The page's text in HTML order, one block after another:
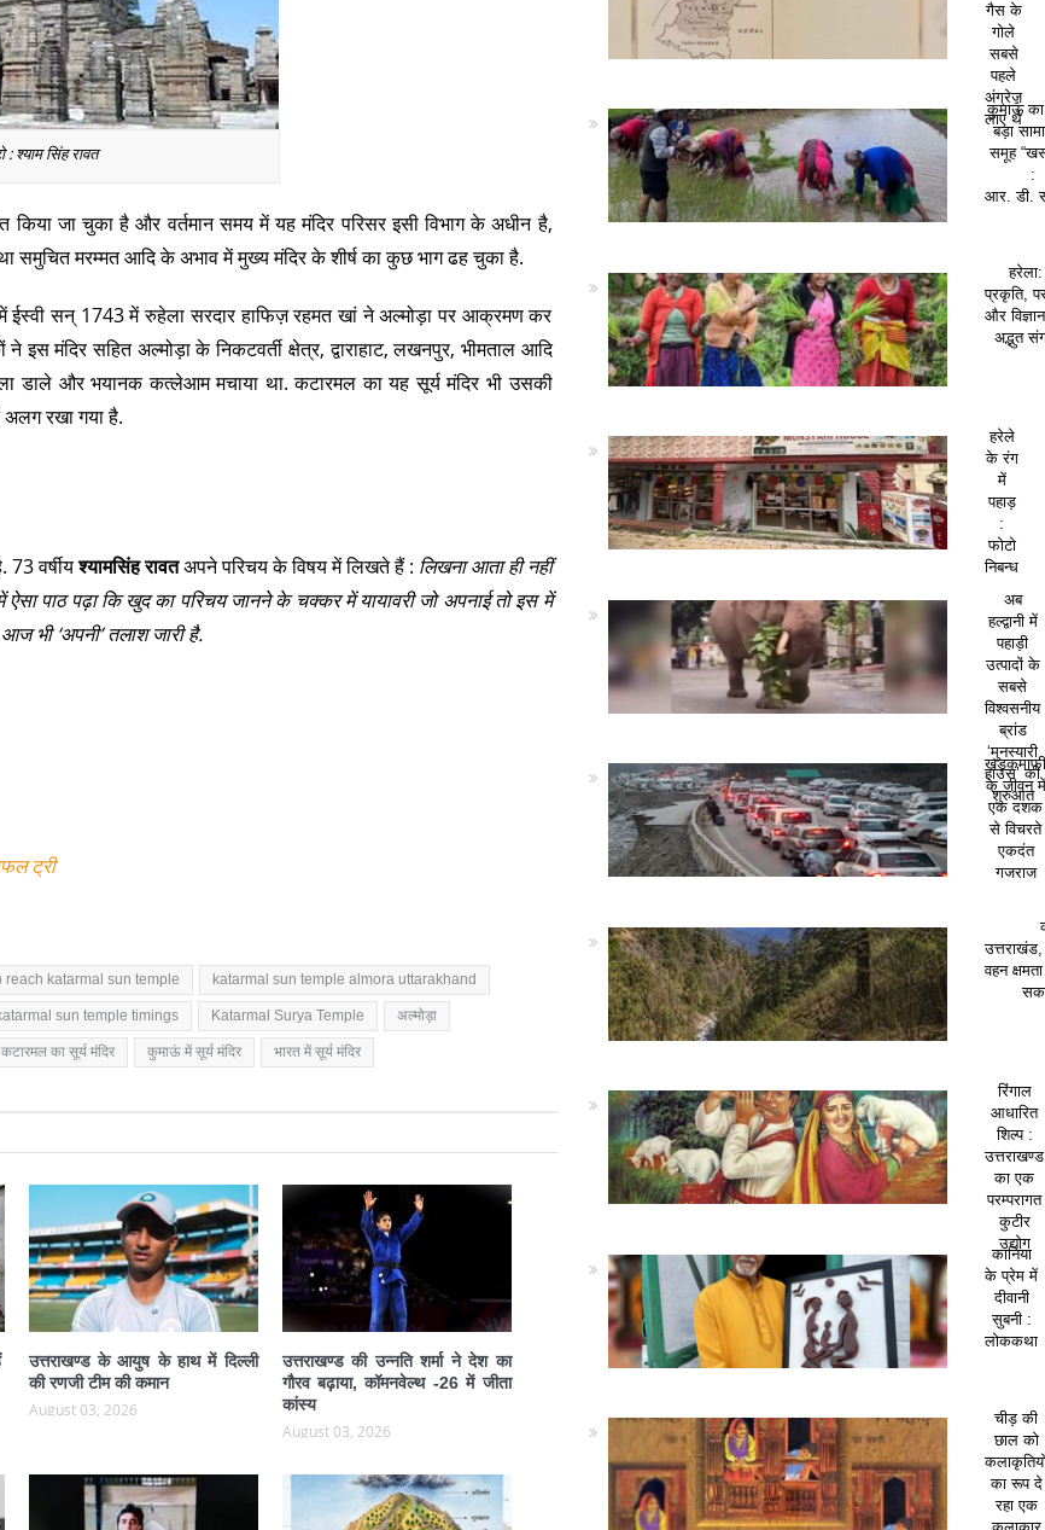
: श्याम सिंह रावत
किया जा चुका है और वर्तमान समय में यह मंदिर परिसर इसी विभाग के अधीन है,
समुचित मरम्मत आदि के अभाव में मुख्य मंदिर के शीर्ष का कुछ भाग ढह चुका है.
सन् 1743 में रुहेला सरदार हाफिज़ रहमत खां ने अल्मोड़ा पर आक्रमण कर
मंदिर सहित अल्मोड़ा के निकटवर्ती क्षेत्र, द्वाराहाट, लखनपुर, भीमताल आदि
डाले और भयानक कत्लेआम मचाया था. कटारमल का यह सूर्य मंदिर भी उसकी
अलग रखा गया है.
73 वर्षीयश्यामसिंह रावतअपने परिचय के विषय में लिखते हैं : लिखना आता ही नहीं
ऐसा पाठ पढ़ा कि खुद का परिचय जानने के चक्कर में यायावरी जो अपनाई तो इस में
भी ‘अपनी’ तलाश जारी है.
ट्री
reach katarmal sun temple katarmal sun temple almora uttarakhand
sun temple timings Katarmal Surya Temple अल्मोड़ा
कटारमल का सूर्य मंदिर कुमाऊं में सूर्य मंदिर भारत में सूर्य मंदिर
उत्तराखण्ड के आयुष के हाथ में दिल्ली
की रणजी टीम की कमान
August 03, 2026
उत्तराखण्ड की उन्नति शर्मा ने देश का
गौरव बढ़ाया, कॉमनवेल्थ -26 में जीता
कांस्य
August 03, 2026
गैस के
गोले
सबसे
पहले
अंग्रेज़
लाए थे
कुमाऊं
बड़ा
समूह
:
आर. डी.
हरेला:
प्रकृति,
और
अद्भुत
हरेले
के रंग
में
पहाड़
:
फोटो
निबन्ध
अब
हल्द्वानी में
पहाड़ी
उत्पादों के
सबसे
विश्वसनीय
ब्रांड
‘मुनस्यारी
हाउस’ की
शुरुआत
के जीवन में
एक दशक
से विचरते
एकदंत
गजराज
उत्तराखंड,
वहन
रिंगाल
आधारित
शिल्प :
उत्तराखण्ड
का एक
परम्परागत
कुटीर
उद्योग
कानिया
के प्रेम में
दीवानी
सुबनी :
लोककथा
चीड़ की
छाल को
का रूप दे
रहा एक
कलाकार